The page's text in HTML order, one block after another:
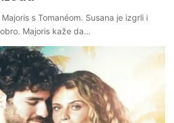
s Tomanéom. Susana je izgrli i
Majoris kaže da…